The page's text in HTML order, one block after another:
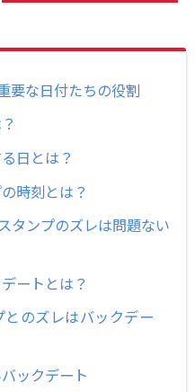
要な日付たちの役割
日とは？
時刻とは？
タンプのズレは問題ない
ートとは？
のズレはバックデー
ックデート